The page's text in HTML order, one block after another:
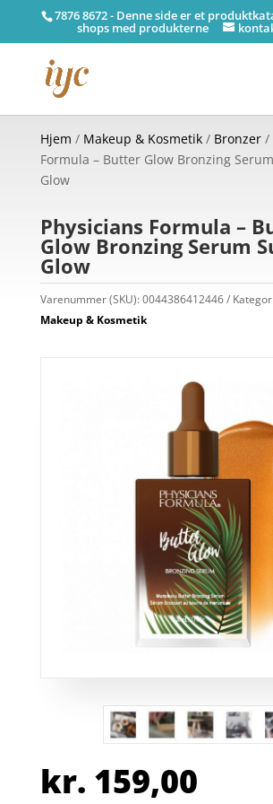
7876 8672 - Denne side er et
shops med produkterne
Hjem / Makeup & Kosmetik/ Bronzer/
Formula – Butter Glow Bronzing
Glow
Physicians Formula –
Glow Bronzing Serum
Glow
Varenummer (SKU):0044386412446
Makeup & Kosmetik
kr. 159,00